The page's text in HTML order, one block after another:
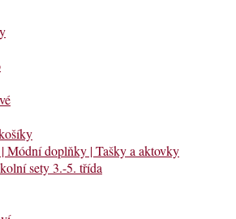
Módní doplňky | Tašky a aktovky
sety 3.-5. třída